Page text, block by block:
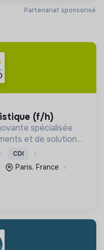
Partenariat sponsorisé
(f/h)
spécialisée
et de solutions
la lutte contre le
CDI
Paris, France